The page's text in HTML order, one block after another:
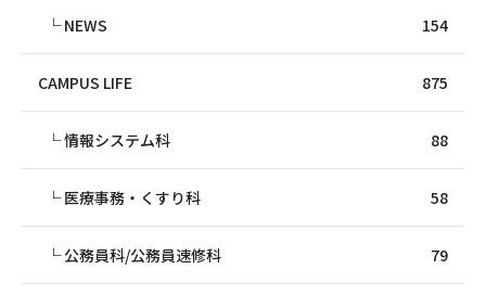
NEWS 154
CAMPUS LIFE 875
情報システム科 88
医療事務・くすり科 58
公務員科/公務員速修科 79